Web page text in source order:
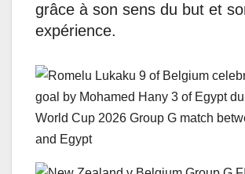
grâce à son sens du but et
expérience.